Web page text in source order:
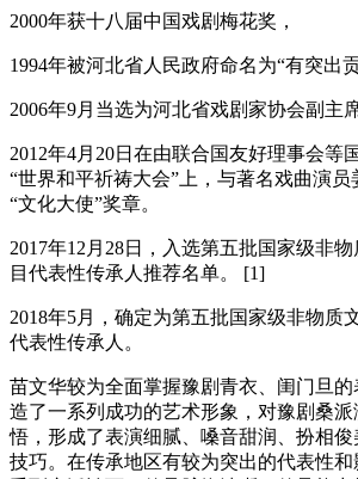
2000年获十八届中国戏剧梅花奖，
1994年被河北省人民政府命名为“有突出
2006年9月当选为河北省戏剧家协会副主席
2012年4月20日在由联合国友好理事会等
“世界和平祈祷大会”上，与著名戏曲演
“文化大使”奖章。
2017年12月28日，入选第五批国家级非
目代表性传承人推荐名单。 [1]
2018年5月，确定为第五批国家级非物质
代表性传承人。
苗文华较为全面掌握豫剧青衣、闺门旦
造了一系列成功的艺术形象，对豫剧桑
悟，形成了表演细腻、嗓音甜润、扮相
技巧。在传承地区有较为突出的代表性